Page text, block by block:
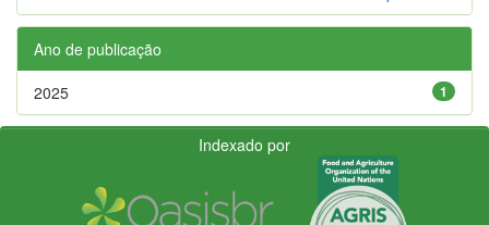
Ano de publicação
1
2025
Indexado por